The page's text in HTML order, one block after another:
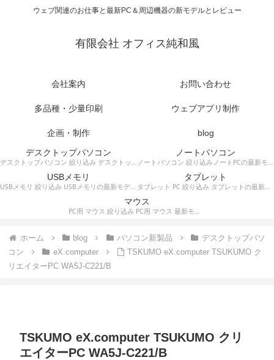
ウェブ関連のお仕事と最新PC＆周辺機器の新モデルとレビュー
有限会社 オフィス純和風
会社案内 お問い合わせ
多品種・少量印刷 ウェブアプリ制作
企画・制作
blog
デスクトップパソコン
デスクトップパソコン 絞り込み デスクトップPCの最新モデルやスペック・仕様に関する情報。
ノートパソコン
ノートパソコン 絞り込みノートPCの最新モデルやスペック・仕様に関する情報。
USBメモリ
USBメモリ 絞り込み USBメモリの最新モデルやスペック・仕様に関する情報。
タブレット
タブレット PC 絞り込み タブレットの最新モデルやスペック・仕様に関する情報。
マウス
PC用 マウス 絞り込み PC用 マウス 最新モデルやスペック・仕様に関する情報。ワイヤレスマウス、有線マウス、接続タイプなど。
ホーム blog パソコン新製品
デスクトップパソ
コン
eX.computer
TSKUMO eX.computer TSUKUMO ク
リエイターPC WA5J-C221/B
TSKUMO eX.computer TSUKUMO クリ
エイターPC WA5J-C221/B